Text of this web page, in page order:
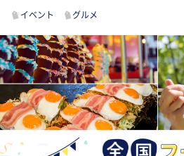
イベント グルメ